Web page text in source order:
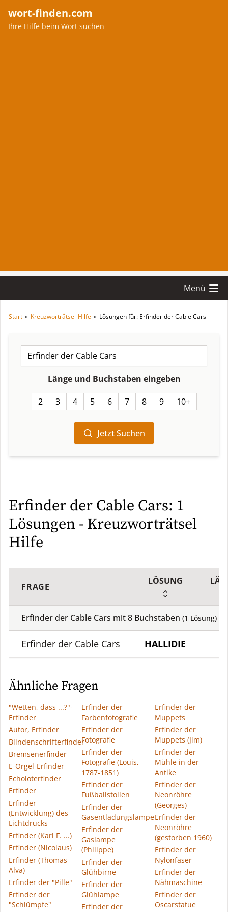
wort-finden.com
Ihre Hilfe beim Wort suchen
Menü
Start » Kreuzworträtsel-Hilfe » Lösungen für: Erfinder der Cable Cars
Länge und Buchstaben eingeben
2 3 4 5 6 7 8 9 10+
Jetzt Suchen
Erfinder der Cable Cars: 1
Lösungen - Kreuzworträtsel
Hilfe
FRAGE
LÖSUNG
Erfinder der Cable Cars mit8 Buchstaben (1 Lösung)
Erfinder der Cable Cars HALLIDIE
Ähnliche Fragen
"Wetten, dass ...?"-
Erfinder
Autor, Erfinder
Blindenschrifterfinder
Bremsenerfinder
E-Orgel-Erfinder
Echoloterfinder
Erfinder
Erfinder
(Entwicklung) des
Lichtdrucks
Erfinder (Karl F. ...)
Erfinder (Nicolaus)
Erfinder (Thomas
Alva)
Erfinder der "Pille"
Erfinder der
"Schlümpfe"
Erfinder der
Farbenfotografie
Erfinder der
Fotografie
Erfinder der
Fotografie (Louis,
1787-1851)
Erfinder der
Fußballstollen
Erfinder der
Gasentladungslampe
Erfinder der
Gaslampe
(Philippe)
Erfinder der
Glühbirne
Erfinder der
Glühlampe
Erfinder der
Erfinder der
Muppets
Erfinder der
Muppets (Jim)
Erfinder der
Mühle in der
Antike
Erfinder der
Neonröhre
(Georges)
Erfinder der
Neonröhre
(gestorben 1960)
Erfinder der
Nylonfaser
Erfinder der
Nähmaschine
Erfinder der
Oscarstatue